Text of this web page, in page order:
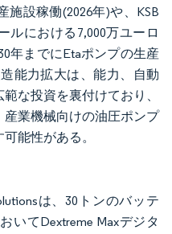
設稼働(2026年)や、KSB
ルにおける7,000万ユーロ
年までにEtaポンプの生産
能力拡大は、能力、自動
な投資を裏付けており、
業機械向けの油圧ポンプ
能性がある。
は、30トンのバッテ
いてDextreme Maxデジタ